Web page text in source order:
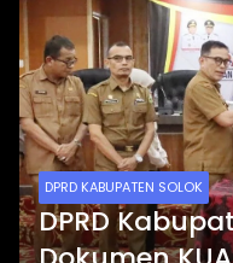
DPRD KABUPATEN SOLOK
DPRD